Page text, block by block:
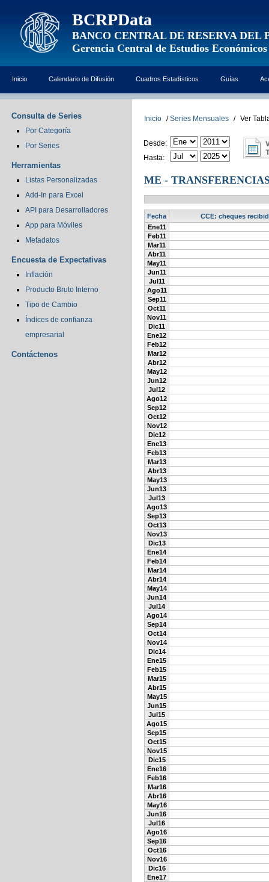
BCRPData
BANCO CENTRAL DE RESERVA DEL
Gerencia Central de Estudios Económicos
Inicio Calendario de Difusión Cuadros Estadísticos Guías
Consulta de Series
Por Categoría
Por Series
Herramientas
Listas Personalizadas
Add-In para Excel
API para Desarrolladores
App para Móviles
Metadatos
Encuesta de Expectativas
Inflación
Producto Bruto Interno
Tipo de Cambio
Índices de confianza
empresarial
Contáctenos
Inicio / Series Mensuales / Ver
Desde:
Hasta:
ME -
Fecha
CCE: cheques
Ene11
Feb11
Mar11
Abr11
May11
Jun11
Jul11
Ago11
Sep11
Oct11
Nov11
Dic11
Ene12
Feb12
Mar12
Abr12
May12
Jun12
Jul12
Ago12
Sep12
Oct12
Nov12
Dic12
Ene13
Feb13
Mar13
Abr13
May13
Jun13
Jul13
Ago13
Sep13
Oct13
Nov13
Dic13
Ene14
Feb14
Mar14
Abr14
May14
Jun14
Jul14
Ago14
Sep14
Oct14
Nov14
Dic14
Ene15
Feb15
Mar15
Abr15
May15
Jun15
Jul15
Ago15
Sep15
Oct15
Nov15
Dic15
Ene16
Feb16
Mar16
Abr16
May16
Jun16
Jul16
Ago16
Sep16
Oct16
Nov16
Dic16
Ene17